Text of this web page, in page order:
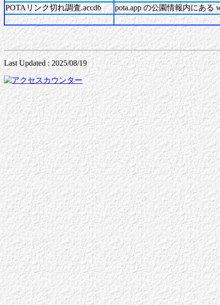
POTAリンク切れ調査.accdb
pota.app の公園情報内にある
Last Updated : 2025/08/19